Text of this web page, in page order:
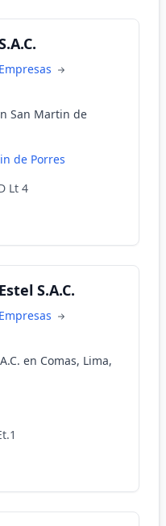
San Martin de
de Porres
Lt 4
S.A.C.
en Comas, Lima,